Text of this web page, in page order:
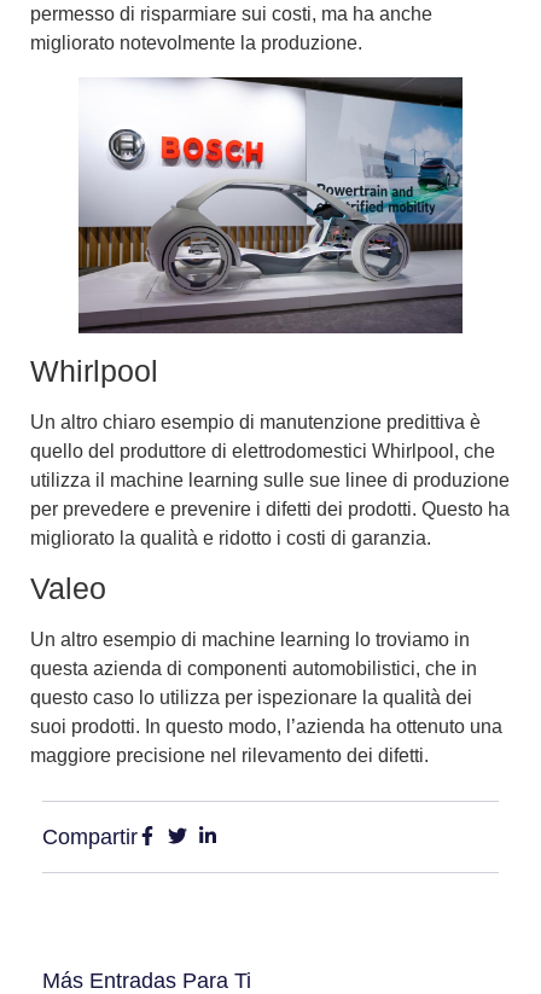
permesso di risparmiare sui costi, ma ha anche
migliorato notevolmente la produzione.
Whirlpool
Un altro chiaro esempio di manutenzione predittiva è
quello del produttore di elettrodomestici Whirlpool, che
utilizza il machine learning sulle sue linee di produzione
per prevedere e prevenire i difetti dei prodotti. Questo ha
migliorato la qualità e ridotto i costi di garanzia.
Valeo
Un altro esempio di machine learning lo troviamo in
questa azienda di componenti automobilistici, che in
questo caso lo utilizza per ispezionare la qualità dei
suoi prodotti. In questo modo, l’azienda ha ottenuto una
maggiore precisione nel rilevamento dei difetti.
Compartir
Más Entradas Para Ti